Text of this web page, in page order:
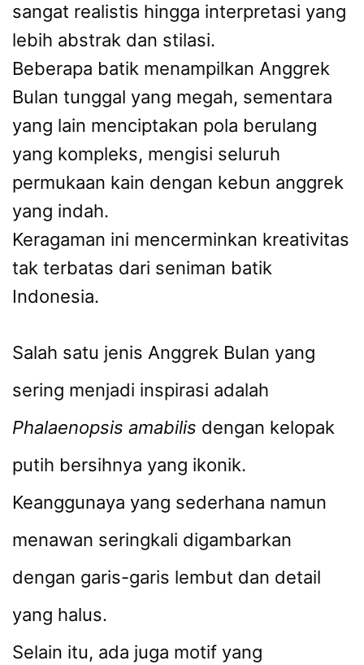
sangat realistis hingga interpretasi yang
lebih abstrak dan stilasi.
Beberapa batik menampilkan Anggrek
Bulan tunggal yang megah, sementara
yang lain menciptakan pola berulang
yang kompleks, mengisi seluruh
permukaan kain dengan kebun anggrek
yang indah.
Keragaman ini mencerminkan kreativitas
tak terbatas dari seniman batik
Indonesia.
Salah satu jenis Anggrek Bulan yang
sering menjadi inspirasi adalah
Phalaenopsis amabilis dengan kelopak
putih bersihnya yang ikonik.
Keanggunaya yang sederhana namun
menawan seringkali digambarkan
dengan garis-garis lembut dan detail
yang halus.
Selain itu, ada juga motif yang